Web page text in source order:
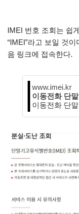
IMEI 번호 조회는 쉽
“IMEI”라고 보일 것
음 링크에 접속한다.
www.imei.kr
이동전화 단
이동전화 단